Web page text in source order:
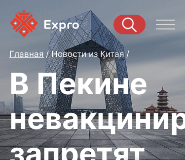
Главная Новости из Китая
В Пекине